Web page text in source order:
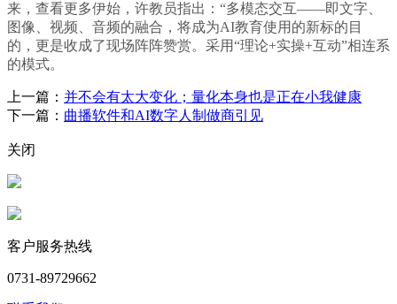
来，查看更多伊始，许教员指出：“多模态交互——即文字、
图像、视频、音频的融合，将成为AI教育使用的新标的目
的，更是收成了现场阵阵赞赏。采用“理论+实操+互动”相连系
的模式。
上一篇： 并不会有太大变化；量化本身也是正在小我健康
下一篇： 曲播软件和AI数字人制做商引见
关闭
客户服务热线
0731-89729662